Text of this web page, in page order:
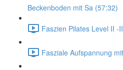
Beckenboden mit Sa (57:32)
Faszien Pilates Level II -
Fasziale Aufspannung